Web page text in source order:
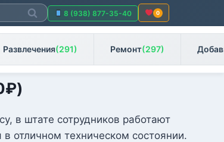
Поиск
8 (938) 877-35-40 0
Развлечения(291) Ремонт(297)
₽)
в штате сотрудников работают
отличном техническом состоянии.